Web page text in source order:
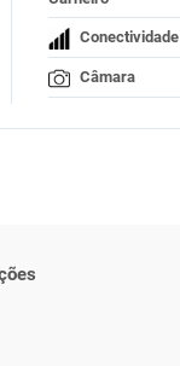
Conectividade
Câmara